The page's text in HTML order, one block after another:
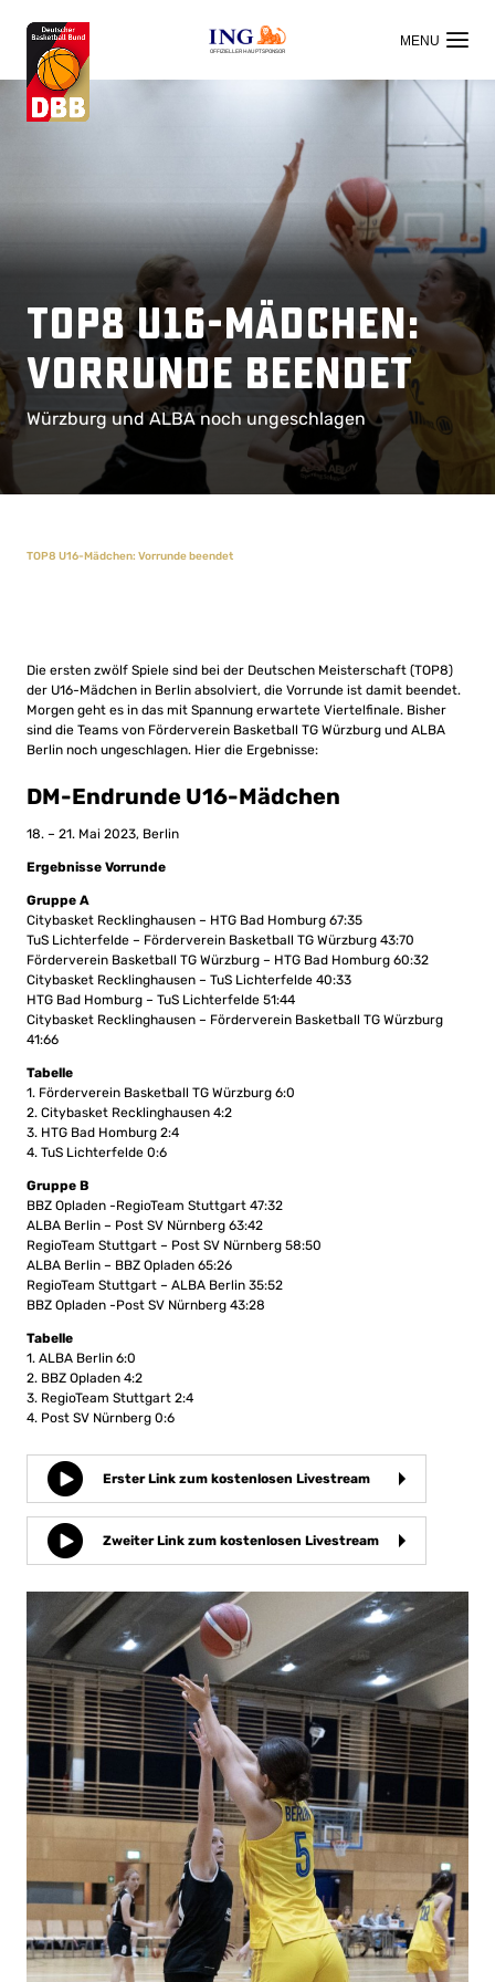
OFFIZIELLER HAUPTSPONSOR
TOP8 U16-Mädchen:
Vorrunde beendet
Würzburg und ALBA noch ungeschlagen
TOP8 U16-Mädchen: Vorrunde beendet
Die ersten zwölf Spiele sind bei der Deutschen Meisterschaft (TOP8)
der U16-Mädchen in Berlin absolviert, die Vorrunde ist damit beendet.
Morgen geht es in das mit Spannung erwartete Viertelfinale. Bisher
sind die Teams von Förderverein Basketball TG Würzburg und ALBA
Berlin noch ungeschlagen. Hier die Ergebnisse:
DM-Endrunde U16-Mädchen
18. – 21. Mai 2023, Berlin
Ergebnisse Vorrunde
Gruppe A
Citybasket Recklinghausen – HTG Bad Homburg 67:35
TuS Lichterfelde – Förderverein Basketball TG Würzburg 43:70
Förderverein Basketball TG Würzburg – HTG Bad Homburg 60:32
Citybasket Recklinghausen – TuS Lichterfelde 40:33
HTG Bad Homburg – TuS Lichterfelde 51:44
Citybasket Recklinghausen – Förderverein Basketball TG Würzburg
41:66
Tabelle
1. Förderverein Basketball TG Würzburg 6:0
2. Citybasket Recklinghausen 4:2
3. HTG Bad Homburg 2:4
4. TuS Lichterfelde 0:6
Gruppe B
BBZ Opladen -RegioTeam Stuttgart 47:32
ALBA Berlin – Post SV Nürnberg 63:42
RegioTeam Stuttgart – Post SV Nürnberg 58:50
ALBA Berlin – BBZ Opladen 65:26
RegioTeam Stuttgart – ALBA Berlin 35:52
BBZ Opladen -Post SV Nürnberg 43:28
Tabelle
1. ALBA Berlin 6:0
2. BBZ Opladen 4:2
3. RegioTeam Stuttgart 2:4
4. Post SV Nürnberg 0:6
Erster Link zum kostenlosen Livestream
Zweiter Link zum kostenlosen Livestream